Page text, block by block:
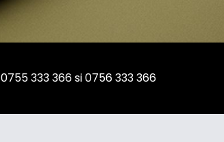
0755 333 366si0756 333 366